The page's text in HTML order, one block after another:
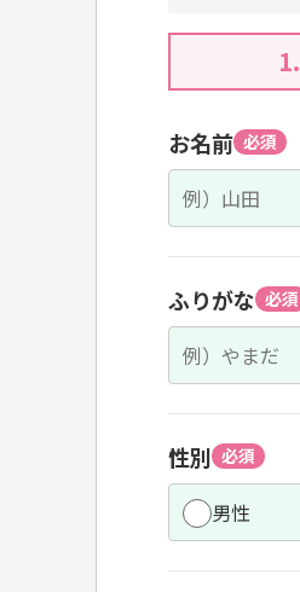
1.
お名前 必須
ふりがな 必須
性別 必須
男性